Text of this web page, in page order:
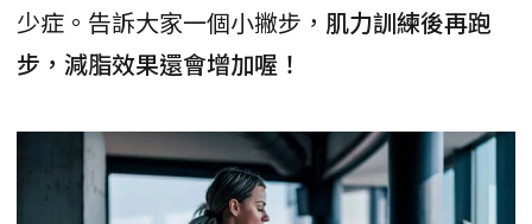
少症。告訴大家一個小撇步， 肌力訓練後再跑
步，減脂效果還會增加喔！